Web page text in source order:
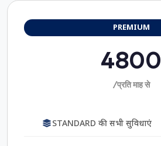
PREMIUM
4800
/प्रति माह से
STANDARD की सभी सुविधाएं